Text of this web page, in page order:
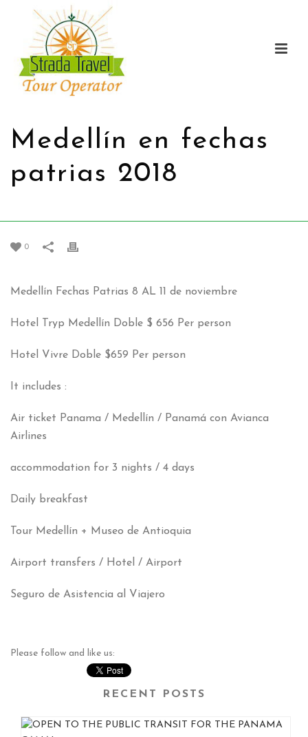
Medellín en fechas
patrias 2018
0
Medellín Fechas Patrias 8 AL 11 de noviembre
Hotel Tryp Medellín Doble $ 656 Per person
Hotel Vivre Doble $659 Per person
It includes :
Air ticket Panama / Medellín / Panamá con Avianca
Airlines
accommodation for 3 nights / 4 days
Daily breakfast
Tour Medellín + Museo de Antioquia
Airport transfers / Hotel / Airport
Seguro de Asistencia al Viajero
Please follow and like us:
RECENT POSTS